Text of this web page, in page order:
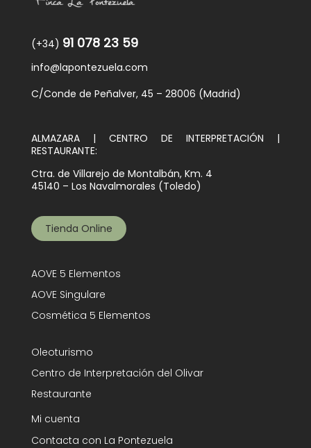
(+34) 91 078 23 59
info@lapontezuela.com
C/Conde de Peñalver, 45 – 28006 (Madrid)
ALMAZARA | CENTRO DE INTERPRETACIÓN |
RESTAURANTE:
Ctra. de Villarejo de Montalbán, Km. 4
45140 – Los Navalmorales (Toledo)
Tienda Online
AOVE 5 Elementos
AOVE Singulare
Cosmética 5 Elementos
Oleoturismo
Centro de Interpretación del Olivar
Restaurante
Mi cuenta
Contacta con La Pontezuela